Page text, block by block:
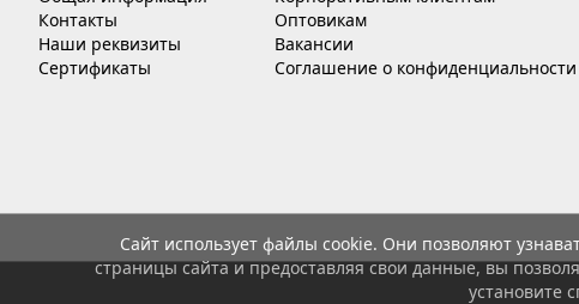
Контакты
Наши реквизиты
Сертификаты
Оптовикам
Вакансии
Соглашение о конфиденциальности
Сайт использует файлы cookie. Они позволяют
страницы сайта и предоставляя свои данные, вы
установите